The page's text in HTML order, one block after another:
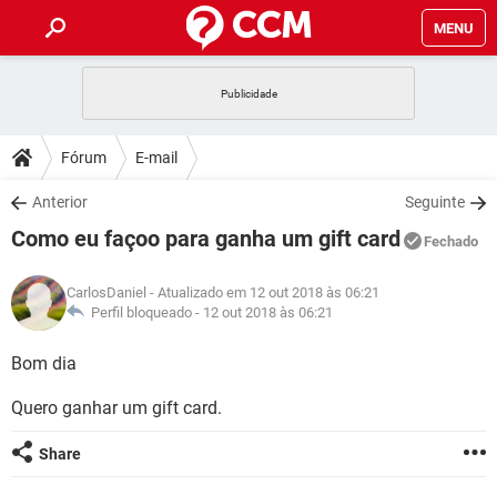
MENU
CELULAR
OUTLOOK
INSTAGRAM GMAIL
GUIA DE COMPRAS
DICAS
JOGOS
INSTAGRAM GMAIL
GUIA DE COMPRAS
DOWNLOADS
JOGOS WHATSAPP
CELULAR
OUTLOOK EXCEL
INSTAGRAM
JOGOS WHATSAPP
CELULAR
OUTLOOK
INSTAGRAM
GUIA DE COMPRAS
GLOSSÁRIO
JOGOS
INSTAGRAM
Fórum E-mail
Anterior Seguinte
Como eu façoo para ganha um gift card Fechado
CarlosDaniel - Atualizado em 12 out 2018 às 06:21
Perfil bloqueado - 12 out 2018 às 06:21
Bom dia
Quero ganhar um gift card.
Share